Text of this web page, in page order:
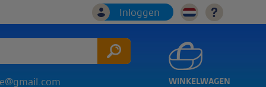
WINKELWAGEN
Inloggen